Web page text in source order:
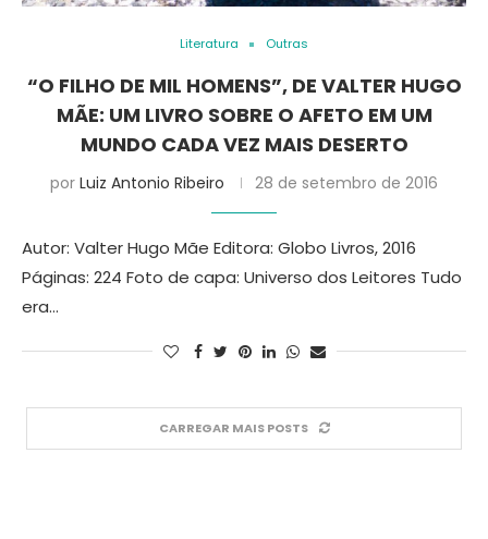
Literatura Outras
“O FILHO DE MIL HOMENS”, DE VALTER HUGO
MÃE: UM LIVRO SOBRE O AFETO EM UM
MUNDO CADA VEZ MAIS DESERTO
por Luiz Antonio Ribeiro 28 de setembro de 2016
Autor: Valter Hugo Mãe Editora: Globo Livros, 2016
Páginas: 224 Foto de capa: Universo dos Leitores Tudo
era…
CARREGAR MAIS POSTS